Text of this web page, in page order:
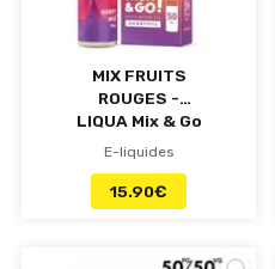
MIX FRUITS
ROUGES -
LIQUA Mix & Go
- e-liquide 50ml
E-liquides
15.90€